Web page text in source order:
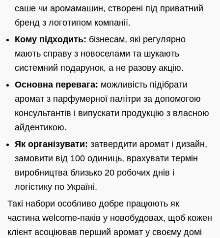
саше чи аромамашин, створені під приватний
бренд з логотипом компанії.
Кому підходить: бізнесам, які регулярно
мають справу з новоселами та шукають
системний подарунок, а не разову акцію.
Основна перевага: можливість підібрати
аромат з парфумерної палітри за допомогою
консультантів і випускати продукцію з власною
айдентикою.
Як організувати: затвердити аромат і дизайн,
замовити від 100 одиниць, врахувати термін
виробництва близько 20 робочих днів і
логістику по Україні.
Такі набори особливо добре працюють як
частина welcome-паків у новобудовах, щоб кожен
клієнт асоціював перший аромат у своєму домі